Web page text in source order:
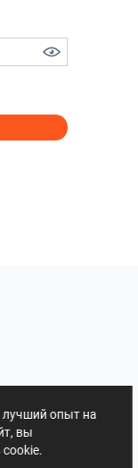
опыт на
вы
cookie.